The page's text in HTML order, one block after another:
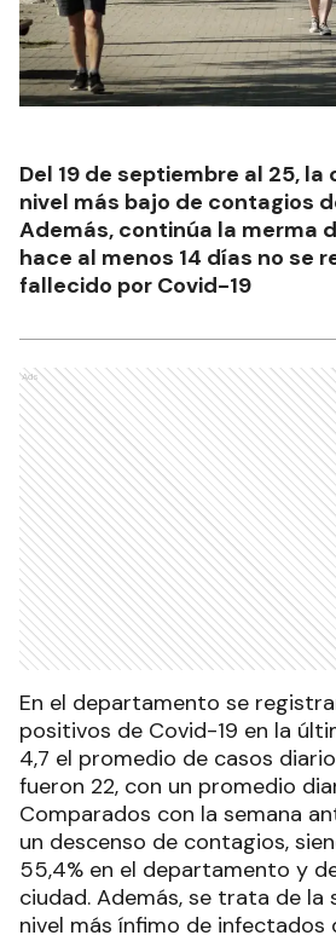
Del 19 de septiembre al 25,
nivel más bajo de contagios
Además, continúa la merma
hace al menos 14 días no se
fallecido por Covid-19
Ads
En el departamento se
positivos de Covid-19 en la
4,7 el promedio de casos
fueron 22, con un promedio
Comparados con la semana
un descenso de contagios,
55,4% en el departamento y
ciudad. Además, se trata de la
nivel más ínfimo de infectados